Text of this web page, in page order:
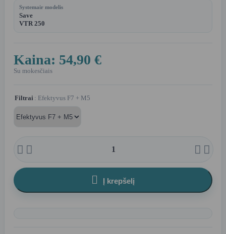
Systemair modelis
Save
VTR 250
Kaina: 54,90 €
Su mokesčiais
Filtrai : Efektyvus F7 + M5
   
 Į krepšelį